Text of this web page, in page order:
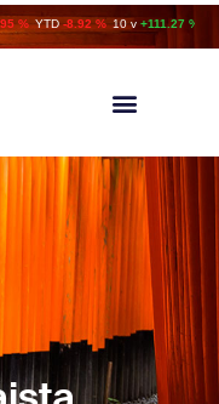
% YTD -8.92 % 10 v +111.27 %